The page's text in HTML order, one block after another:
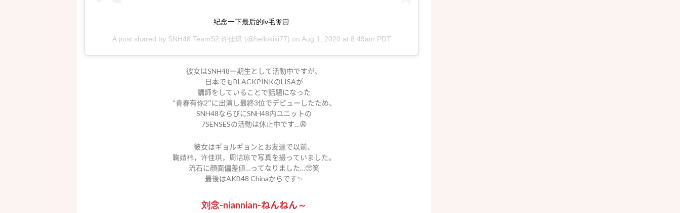
纪念一下最后的lv毛🧚🏻
A post shared by SNH48 TeamS2 许佳琪 (@hellokiki77) on Aug 1, 2020 at 8:49am PDT
彼女はSNH48一期生として活動中ですが、
日本でもBLACKPINKのLISAが
講師をしていることで話題になった
“青春有你2″に出演し最終3位でデビューしたため、
SNH48ならびにSNH48内ユニットの
7SENSESの活動は休止中です…😩
彼女はギョルギョンとお友達で以前、
鞠婧祎，许佳琪，周洁琼で写真を撮っていました。
流石に顔面偏差値…ってなりました…🥺笑
最後はAKB48 Chinaからです✨
刘念-niannian-ねんねん～